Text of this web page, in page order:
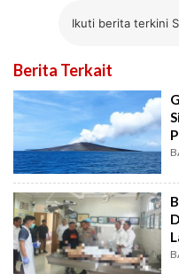
Ikuti berita terkini
Berita Terkait